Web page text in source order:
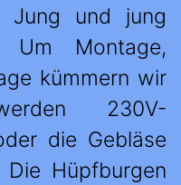
Jung und jung
Um Montage,
kümmern wir
230V-
die Gebläse
Hüpfburgen